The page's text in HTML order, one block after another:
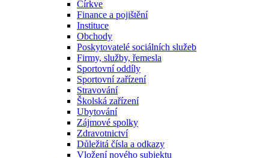
Církve
Finance a pojištění
Instituce
Obchody
Poskytovatelé sociálních služeb
Firmy, služby, řemesla
Sportovní oddíly
Sportovní zařízení
Stravování
Školská zařízení
Ubytování
Zájmové spolky
Zdravotnictví
Důležitá čísla a odkazy
Vložení nového subjektu